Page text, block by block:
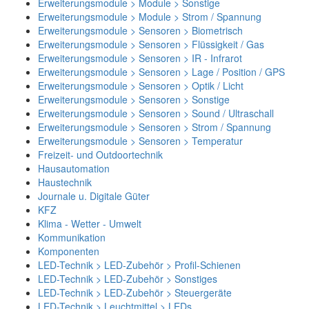
Erweiterungsmodule > Module > Sonstige
Erweiterungsmodule > Module > Strom / Spannung
Erweiterungsmodule > Sensoren > Biometrisch
Erweiterungsmodule > Sensoren > Flüssigkeit / Gas
Erweiterungsmodule > Sensoren > IR - Infrarot
Erweiterungsmodule > Sensoren > Lage / Position / GPS
Erweiterungsmodule > Sensoren > Optik / Licht
Erweiterungsmodule > Sensoren > Sonstige
Erweiterungsmodule > Sensoren > Sound / Ultraschall
Erweiterungsmodule > Sensoren > Strom / Spannung
Erweiterungsmodule > Sensoren > Temperatur
Freizeit- und Outdoortechnik
Hausautomation
Haustechnik
Journale u. Digitale Güter
KFZ
Klima - Wetter - Umwelt
Kommunikation
Komponenten
LED-Technik > LED-Zubehör > Profil-Schienen
LED-Technik > LED-Zubehör > Sonstiges
LED-Technik > LED-Zubehör > Steuergeräte
LED-Technik > Leuchtmittel > LEDs